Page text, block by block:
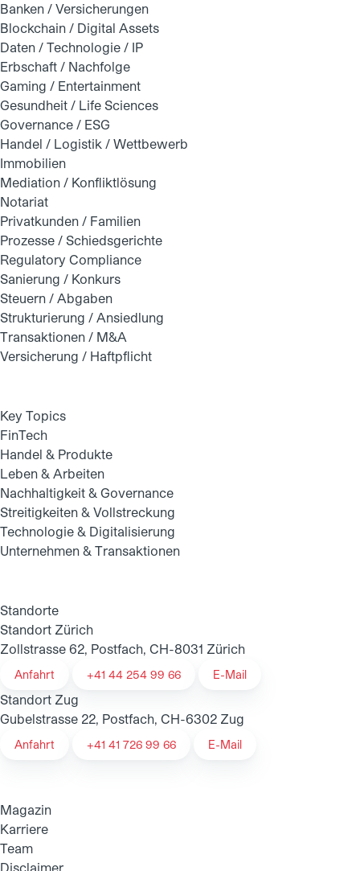
Banken / Versicherungen
Blockchain / Digital Assets
Daten / Technologie / IP
Erbschaft / Nachfolge
Gaming / Entertainment
Gesundheit / Life Sciences
Governance / ESG
Handel / Logistik / Wettbewerb
Immobilien
Mediation / Konfliktlösung
Notariat
Privatkunden / Familien
Prozesse / Schiedsgerichte
Regulatory Compliance
Sanierung / Konkurs
Steuern / Abgaben
Strukturierung / Ansiedlung
Transaktionen / M&A
Versicherung / Haftpflicht
Key Topics
FinTech
Handel & Produkte
Leben & Arbeiten
Nachhaltigkeit & Governance
Streitigkeiten & Vollstreckung
Technologie & Digitalisierung
Unternehmen & Transaktionen
Standorte
Standort Zürich
Zollstrasse 62, Postfach, CH-8031 Zürich
Anfahrt +41 44 254 99 66 E-Mail
Standort Zug
Gubelstrasse 22, Postfach, CH-6302 Zug
Anfahrt +41 41 726 99 66 E-Mail
Magazin
Karriere
Team
Disclaimer